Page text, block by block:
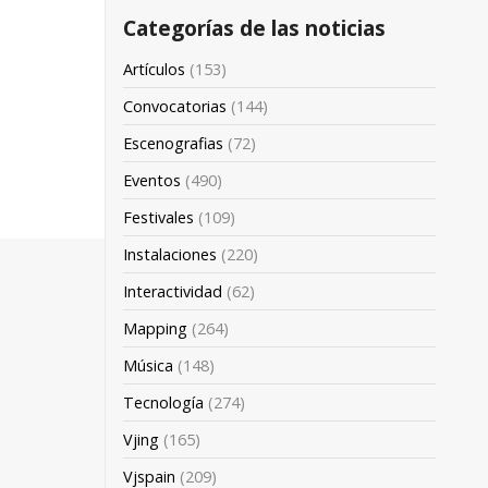
Categorías de las noticias
Artículos (153)
Convocatorias (144)
Escenografias (72)
Eventos (490)
Festivales (109)
Instalaciones (220)
Interactividad (62)
Mapping (264)
Música (148)
Tecnología (274)
Vjing (165)
Vjspain (209)